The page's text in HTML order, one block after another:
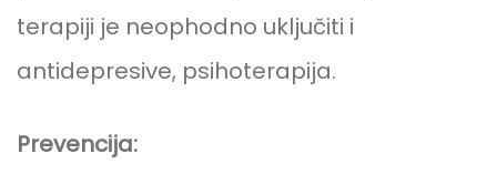
terapiji je neophodno uključiti i
antidepresive, psihoterapija.
Prevencija: